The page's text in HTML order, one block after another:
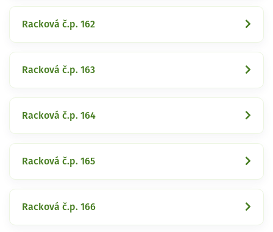
Racková č.p. 162
Racková č.p. 163
Racková č.p. 164
Racková č.p. 165
Racková č.p. 166